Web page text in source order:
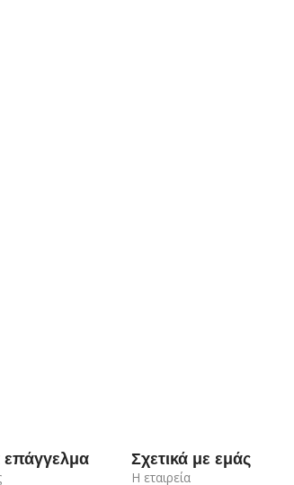
επάγγελμα Σχετικά με εμάς
Η εταιρεία